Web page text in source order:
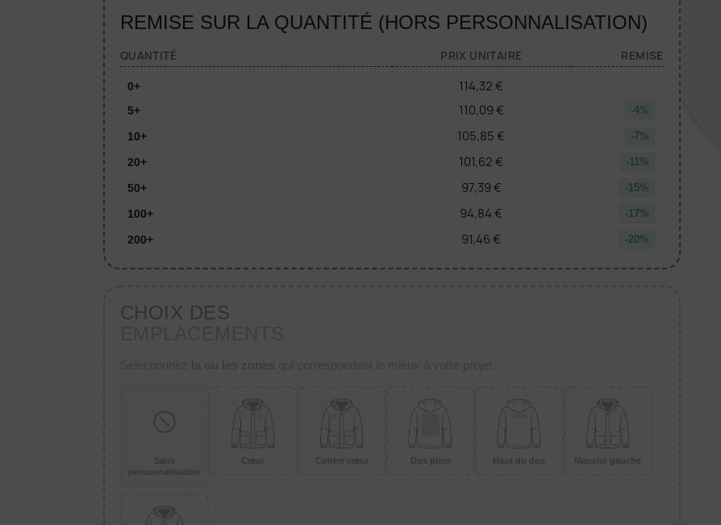
REMISE SUR LA QUANTITÉ (HORS PERSONNALISATION)
QUANTITÉ PRIX UNITAIRE REMISE
0+ 114,32 €
5+ 110,09 € -4%
10+ 105,85 € -7%
20+ 101,62 € -11%
50+ 97,39 € -15%
100+ 94,84 € -17%
200+ 91,46 € -20%
CHOIX DES
Sans
personnalisation
Cœur Contre cœur Dos plein Haut du dos Manche gauche